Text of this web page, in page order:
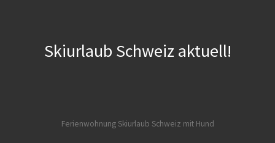
Skiurlaub Schweiz aktuell!
Ferienwohnung Skiurlaub Schweiz mit Hund